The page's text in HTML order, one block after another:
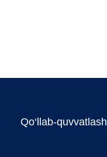
Qo‘llab-quvvatlash